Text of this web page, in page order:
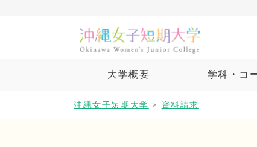
大学概要 学科・コ
沖縄女子短期大学 > 資料請求